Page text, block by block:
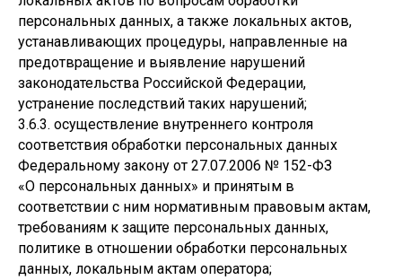
персональных данных, а также локальных актов,
устанавливающих процедуры, направленные на
предотвращение и выявление нарушений
законодательства Российской Федерации,
устранение последствий таких нарушений;
3.6.3. осуществление внутреннего контроля
соответствия обработки персональных данных
Федеральному закону от 27.07.2006 № 152-ФЗ
«О персональных данных» и принятым в
соответствии с ним нормативным правовым актам,
требованиям к защите персональных данных,
политике в отношении обработки персональных
данных, локальным актам оператора;